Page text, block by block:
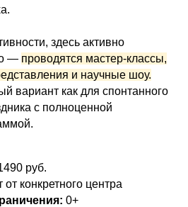
здесь активно
— проводятся мастер-классы,
и научные шоу.
вариант как для спонтанного
с полноценной
руб.
от конкретного центра
0+